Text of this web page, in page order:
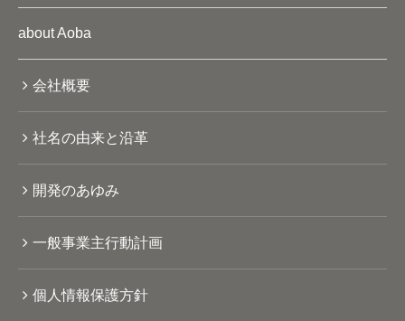
about Aoba
会社概要
社名の由来と沿革
開発のあゆみ
一般事業主行動計画
個人情報保護方針